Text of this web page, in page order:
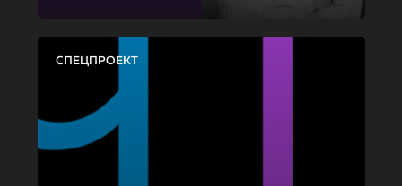
СПЕЦПРОЕКТ